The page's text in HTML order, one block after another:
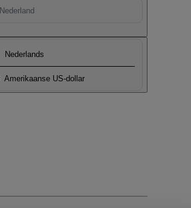
Nederland
Nederlands
Amerikaanse US-dollar